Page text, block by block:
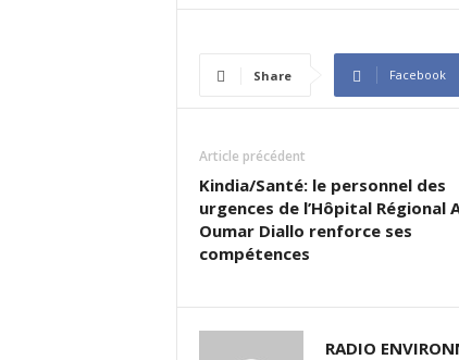
Share Facebook
Article précédent
Kindia/Santé: le personnel des
urgences de l’Hôpital Régional
Oumar Diallo renforce ses
compétences
RADIO